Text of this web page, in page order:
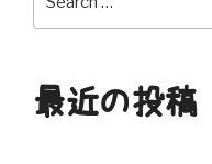
ゲ
シ
最近の投稿